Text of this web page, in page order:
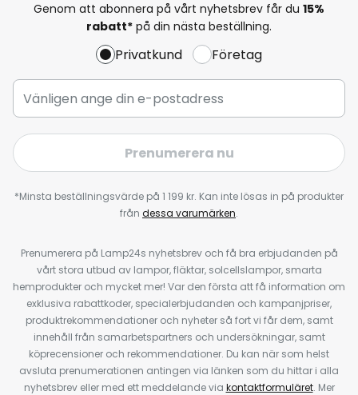
Genom att abonnera på vårt nyhetsbrev får du 15%
rabatt* på din nästa beställning.
Privatkund Företag
Prenumerera nu
*Minsta beställningsvärde på 1 199 kr. Kan inte lösas in på produkter
från dessa varumärken.
Prenumerera på Lamp24s nyhetsbrev och få bra erbjudanden på
vårt stora utbud av lampor, fläktar, solcellslampor, smarta
hemprodukter och mycket mer! Var den första att få information om
exklusiva rabattkoder, specialerbjudanden och kampanjpriser,
produktrekommendationer och nyheter så fort vi får dem, samt
innehåll från samarbetspartners och undersökningar, samt
köprecensioner och rekommendationer. Du kan när som helst
avsluta prenumerationen antingen via länken som du hittar i alla
nyhetsbrev eller med ett meddelande via kontaktformuläret. Mer